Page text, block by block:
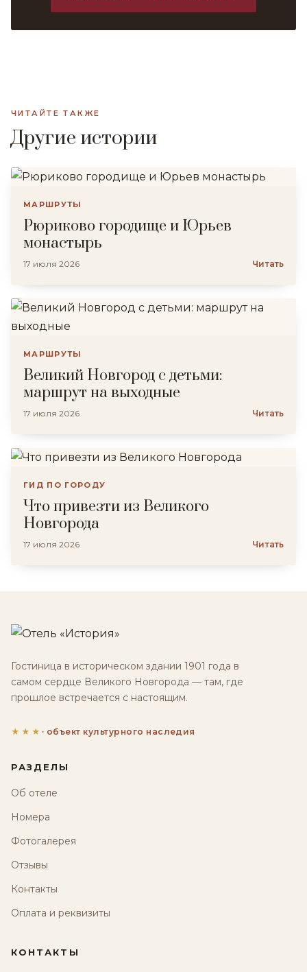
ЧИТАЙТЕ ТАКЖЕ
Другие истории
МАРШРУТЫ
Рюриково городище и Юрьев
монастырь
17 июля 2026 Читать
МАРШРУТЫ
Великий Новгород с детьми:
маршрут на выходные
17 июля 2026 Читать
ГИД ПО ГОРОДУ
Что привезти из Великого
Новгорода
17 июля 2026 Читать
Гостиница в историческом здании 1901 года в
самом сердце Великого Новгорода — там, где
прошлое встречается с настоящим.
★★★ · объект культурного наследия
РАЗДЕЛЫ
Об отеле
Номера
Фотогалерея
Отзывы
Контакты
Оплата и реквизиты
КОНТАКТЫ